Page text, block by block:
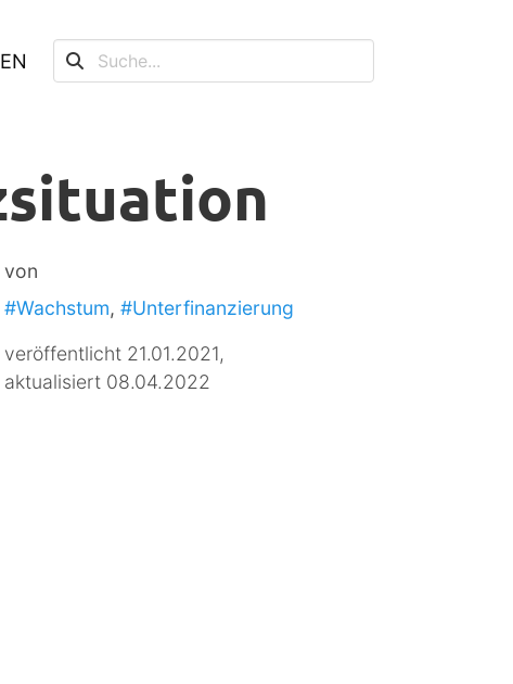
EN
von
#Wachstum, #Unterfinanzierung
veröffentlicht 21.01.2021,
aktualisiert 08.04.2022